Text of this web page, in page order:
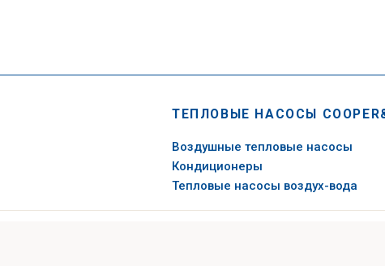
ТЕПЛОВЫЕ НАСОСЫ
Воздушные тепловые насосы
Кондиционеры
Тепловые насосы воздух-вода